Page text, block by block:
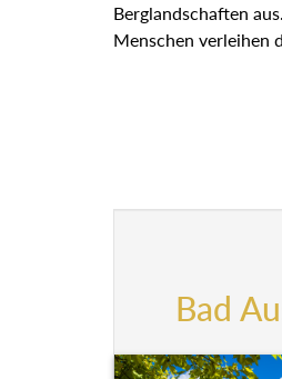
Berglandschaften
Menschen verleihen
Bad